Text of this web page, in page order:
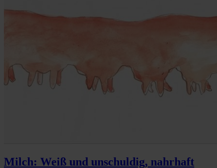
Milch: Weiß und unschuldig, nahrhaft